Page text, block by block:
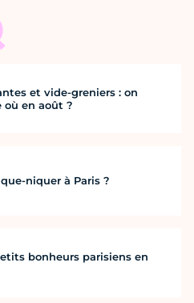
et vide-greniers : on
où en août ?
niquer à Paris ?
bonheurs parisiens en